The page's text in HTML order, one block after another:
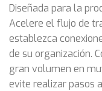
Diseñada para la
Acelere el flujo de
establezca
de su organización.
gran volumen en
evite realizar pasos